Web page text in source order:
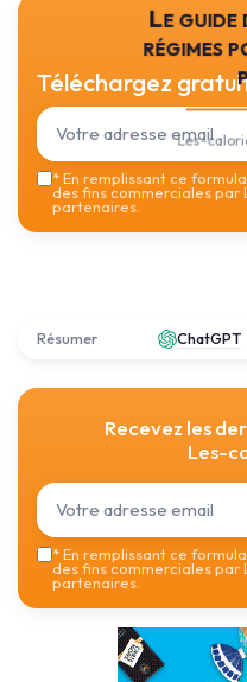
Le guide
régimes
Les-
Téléchargez
*En remplissant ce
des fins commerciales par
partenaires.
Résumer ChatGPT
Recevez les
Les-
*En remplissant ce
des fins commerciales par
partenaires.